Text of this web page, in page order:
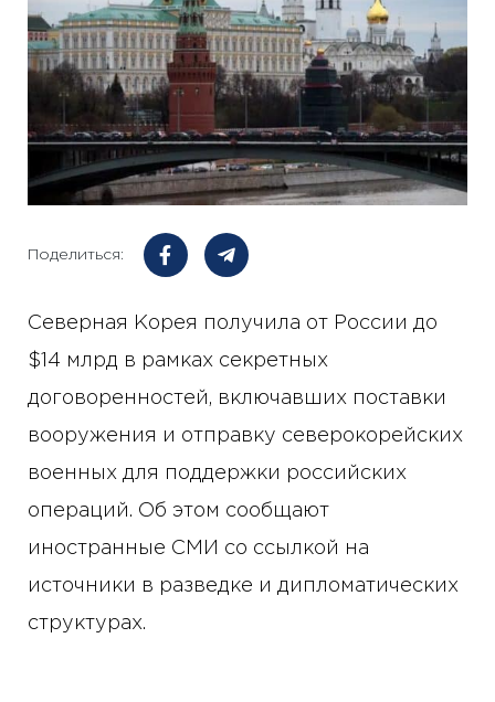
Поделиться:
Северная Корея получила от России до
$14 млрд в рамках секретных
договоренностей, включавших поставки
вооружения и отправку северокорейских
военных для поддержки российских
операций. Об этом сообщают
иностранные СМИ со ссылкой на
источники в разведке и дипломатических
структурах.